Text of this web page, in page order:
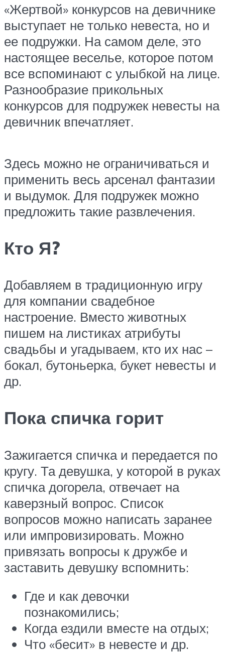
«Жертвой» конкурсов на девичнике
выступает не только невеста, но и
ее подружки. На самом деле, это
настоящее веселье, которое потом
все вспоминают с улыбкой на лице.
Разнообразие прикольных
конкурсов для подружек невесты на
девичник впечатляет.
Здесь можно не ограничиваться и
применить весь арсенал фантазии
и выдумок. Для подружек можно
предложить такие развлечения.
Кто Я?
Добавляем в традиционную игру
для компании свадебное
настроение. Вместо животных
пишем на листиках атрибуты
свадьбы и угадываем, кто их нас –
бокал, бутоньерка, букет невесты и
др.
Пока спичка горит
Зажигается спичка и передается по
кругу. Та девушка, у которой в руках
спичка догорела, отвечает на
каверзный вопрос. Список
вопросов можно написать заранее
или импровизировать. Можно
привязать вопросы к дружбе и
заставить девушку вспомнить:
Где и как девочки
познакомились;
Когда ездили вместе на отдых;
Что «бесит» в невесте и др.